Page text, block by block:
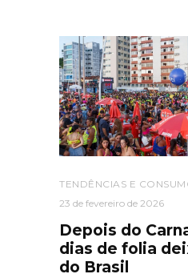
TENDÊNCIAS E
23 de fevereiro de 2026
Depois do
dias de folia
do Brasil